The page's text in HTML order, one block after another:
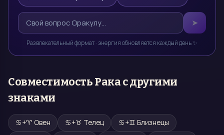
➤
Развлекательный формат · энергия обновляется каждый день ✨
СовместимостьРакас другими
знаками
♋+♈ Овен ♋+♉ Телец ♋+♊ Близнецы